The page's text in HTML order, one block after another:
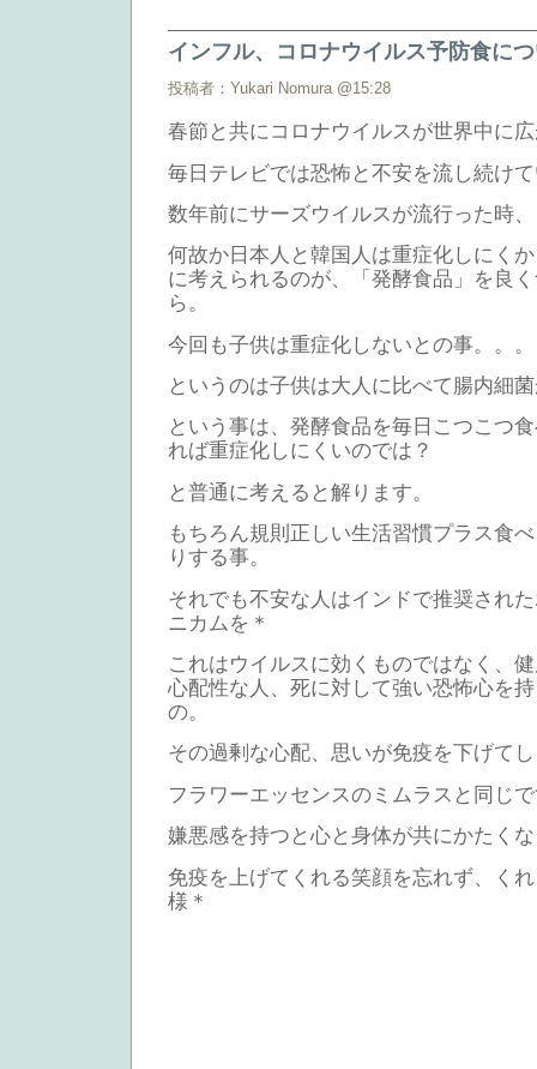
インフル、コロナウイルス予防食に
投稿者：Yukari Nomura @15:28
春節と共にコロナウイルスが世界中に
毎日テレビでは恐怖と不安を流し続け
数年前にサーズウイルスが流行った時、
何故か日本人と韓国人は重症化しにく
に考えられるのが、「発酵食品」を良
ら。
今回も子供は重症化しないとの事。。。
というのは子供は大人に比べて腸内細
という事は、発酵食品を毎日こつこつ
れば重症化しにくいのでは？
と普通に考えると解ります。
もちろん規則正しい生活習慣プラス食
りする事。
それでも不安な人はインドで推奨され
ニカムを＊
これはウイルスに効くものではなく、
心配性な人、死に対して強い恐怖心を
の。
その過剰な心配、思いが免疫を下げて
フラワーエッセンスのミムラスと同じ
嫌悪感を持つと心と身体が共にかたく
免疫を上げてくれる笑顔を忘れず、く
様＊